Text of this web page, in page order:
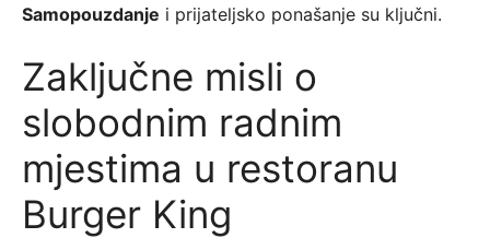
Samopouzdanje i prijateljsko ponašanje su ključni.
Zaključne misli o
slobodnim radnim
mjestima u restoranu
Burger King